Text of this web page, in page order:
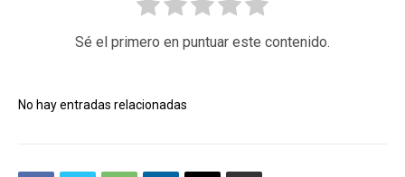
Sé el primero en puntuar este contenido.
No hay entradas relacionadas